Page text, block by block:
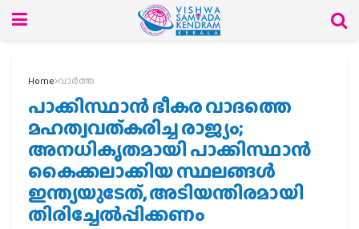
Home വാര്‍ത്ത
പാക്കിസ്ഥാന്‍ ഭീകര വാദത്തെ
മഹത്വവത്കരിച്ച രാജ്യം;
അനധികൃതമായി പാക്കിസ്ഥാന്‍
കൈക്കലാക്കിയ സ്ഥലങ്ങള്‍
ഇന്ത്യയുടേത്, അടിയന്തിരമായി
തിരിച്ചേല്‍പ്പിക്കണം